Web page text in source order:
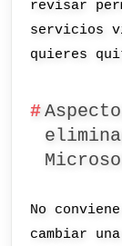
revisar
servicios
quieres
No
cambiar